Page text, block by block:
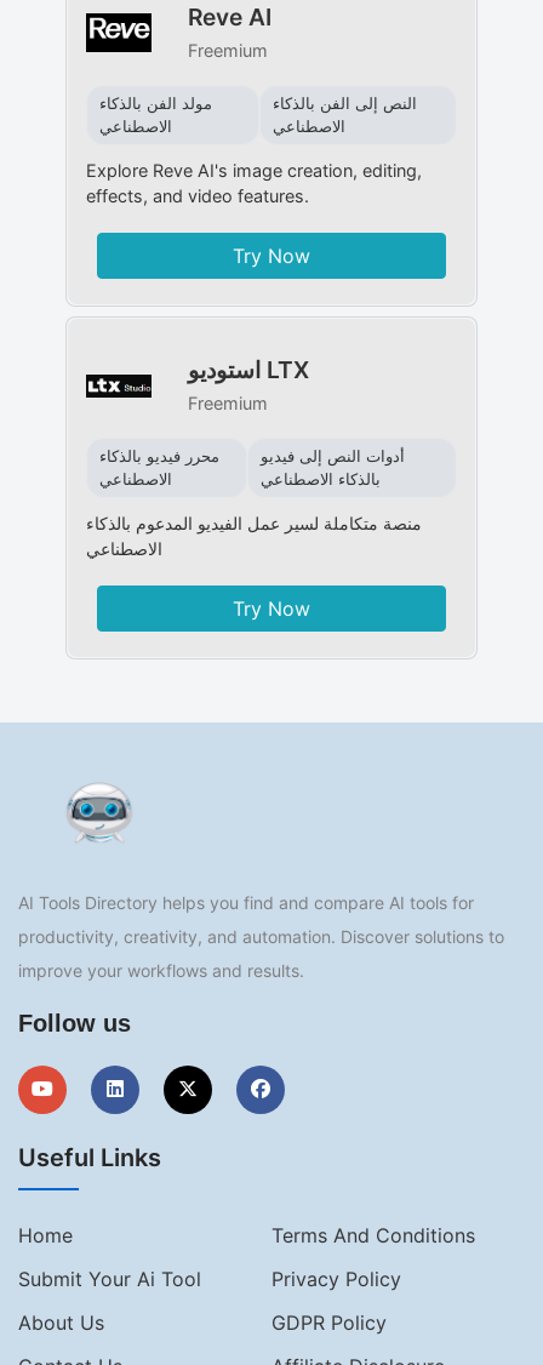
Reve AI
Freemium
مولد الفن بالذكاء
الاصطناعي
النص إلى الفن بالذكاء
الاصطناعي
Explore Reve AI's image creation, editing,
effects, and video features.
Try Now
استوديو LTX
Freemium
محرر فيديو بالذكاء
الاصطناعي
أدوات النص إلى فيديو
بالذكاء الاصطناعي
منصة متكاملة لسير عمل الفيديو المدعوم بالذكاء
الاصطناعي
Try Now
AI Tools Directory helps you find and compare AI tools for
productivity, creativity, and automation. Discover solutions to
improve your workflows and results.
Follow us
Useful Links
Home
Terms And Conditions
Submit Your Ai Tool
Privacy Policy
About Us
GDPR Policy